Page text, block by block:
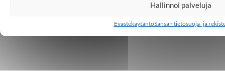
Hallinnoi palveluja
EvästekäytäntöSansan tietosuoja- ja